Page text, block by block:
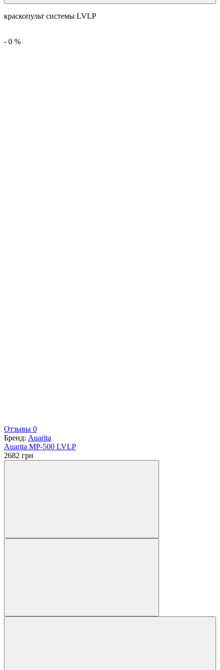
краскопульт системы LVLP
- 0 %
Отзывы 0
Бренд: Auarita
Auarita MP-500 LVLP
2682 грн